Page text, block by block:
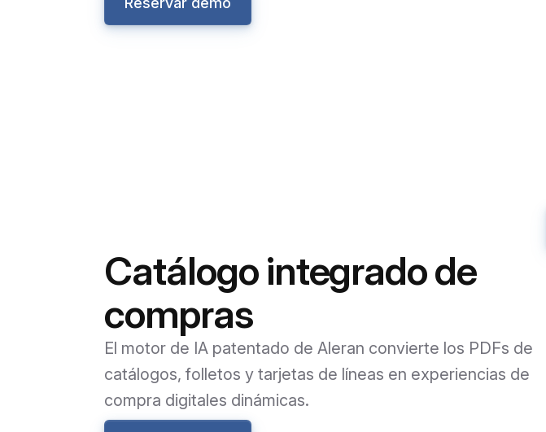
Catálogo integrado de
compras
El motor de IA patentado de Aleran convierte los PDFs de
catálogos, folletos y tarjetas de líneas en experiencias de
compra digitales dinámicas.